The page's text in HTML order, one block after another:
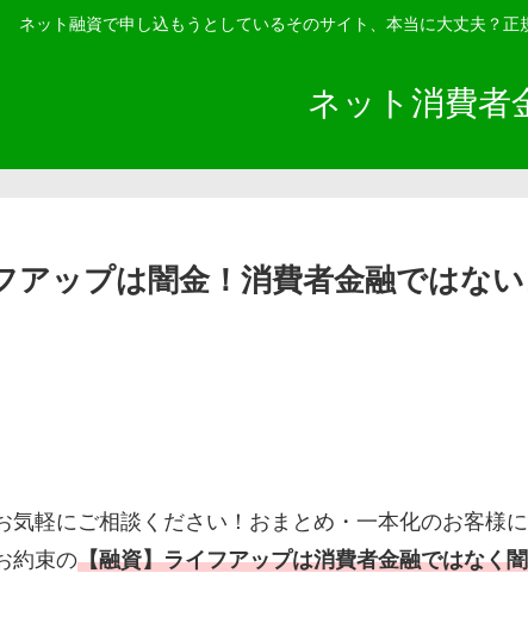
ネット融資で申し込もうとしているそのサイト、本当に大丈夫？
ネット消費者
アップは闇金！消費者金融ではない
気軽にご相談ください！おまとめ・一本化のお客様
約束の【融資】ライフアップは消費者金融ではなく